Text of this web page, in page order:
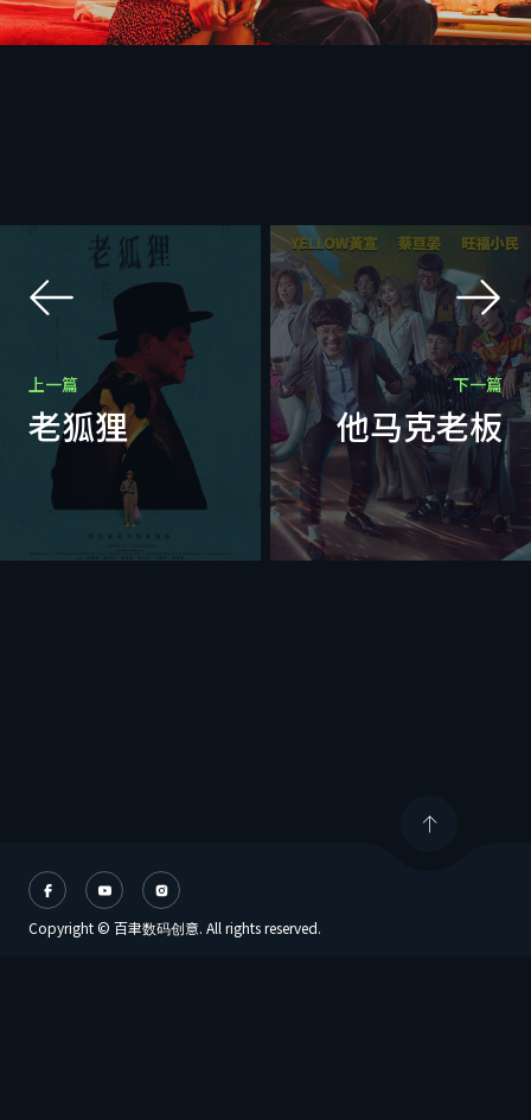
上一篇
老狐狸
下一篇
他马克老板
Copyright © 百聿数码创意. All rights reserved.